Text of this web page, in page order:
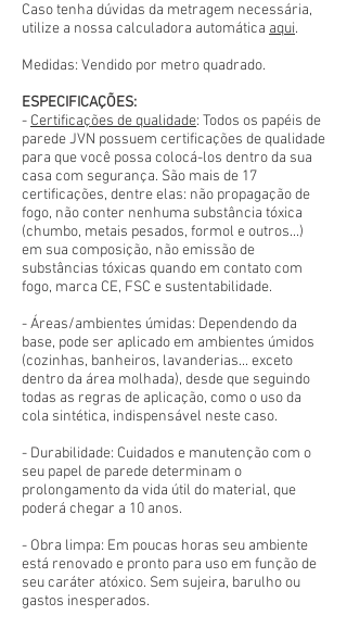
Caso tenha dúvidas da metragem necessária,
utilize a nossa calculadora automática aqui.
Medidas: Vendido por metro quadrado.
ESPECIFICAÇÕES:
- Certificações de qualidade: Todos os papéis de
parede JVN possuem certificações de qualidade
para que você possa colocá-los dentro da sua
casa com segurança. São mais de 17
certificações, dentre elas: não propagação de
fogo, não conter nenhuma substância tóxica
(chumbo, metais pesados, formol e outros...)
em sua composição, não emissão de
substâncias tóxicas quando em contato com
fogo, marca CE, FSC e sustentabilidade.
- Áreas/ambientes úmidas: Dependendo da
base, pode ser aplicado em ambientes úmidos
(cozinhas, banheiros, lavanderias... exceto
dentro da área molhada), desde que seguindo
todas as regras de aplicação, como o uso da
cola sintética, indispensável neste caso.
- Durabilidade: Cuidados e manutenção com o
seu papel de parede determinam o
prolongamento da vida útil do material, que
poderá chegar a 10 anos.
- Obra limpa: Em poucas horas seu ambiente
está renovado e pronto para uso em função de
seu caráter atóxico. Sem sujeira, barulho ou
gastos inesperados.